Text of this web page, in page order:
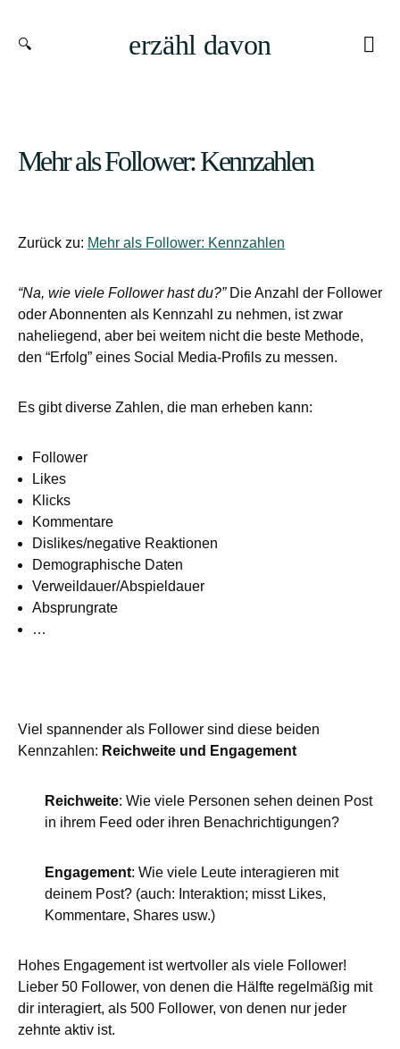
erzähl davon
Mehr als Follower: Kennzahlen
Zurück zu: Mehr als Follower: Kennzahlen
“Na, wie viele Follower hast du?”Die Anzahl der Follower
oder Abonnenten als Kennzahl zu nehmen, ist zwar
naheliegend, aber bei weitem nicht die beste Methode,
den “Erfolg” eines Social Media-Profils zu messen.
Es gibt diverse Zahlen, die man erheben kann:
Follower
Likes
Klicks
Kommentare
Dislikes/negative Reaktionen
Demographische Daten
Verweildauer/Abspieldauer
Absprungrate
…
Viel spannender als Follower sind diese beiden
Kennzahlen: Reichweite und Engagement
Reichweite: Wie viele Personen sehen deinen Post
in ihrem Feed oder ihren Benachrichtigungen?
Engagement: Wie viele Leute interagieren mit
deinem Post? (auch: Interaktion; misst Likes,
Kommentare, Shares usw.)
Hohes Engagement ist wertvoller als viele Follower!
Lieber 50 Follower, von denen die Hälfte regelmäßig mit
dir interagiert, als 500 Follower, von denen nur jeder
zehnte aktiv ist.